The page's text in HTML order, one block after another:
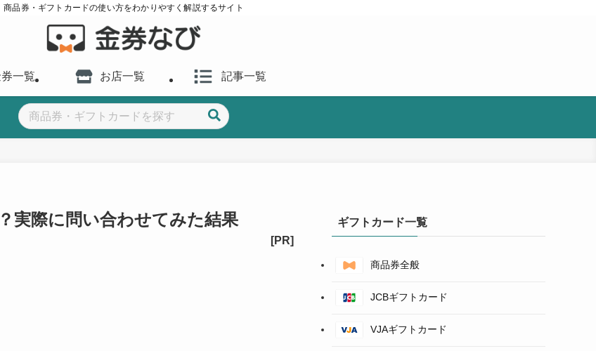
商品券・ギフトカードの使い方をわかりやすく解説するサイト
一覧 お店一覧 記事一覧
実際に問い合わせてみた結果 ギフトカード一覧
商品券全般
JCBギフトカード
VJAギフトカード